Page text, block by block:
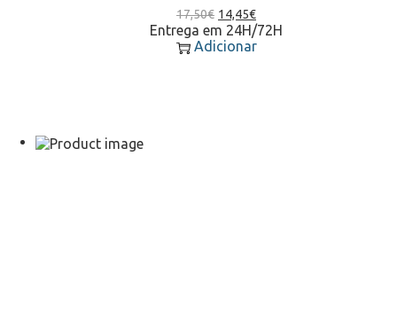
17,50€ 14,45€
Entrega em 24H/72H
Adicionar